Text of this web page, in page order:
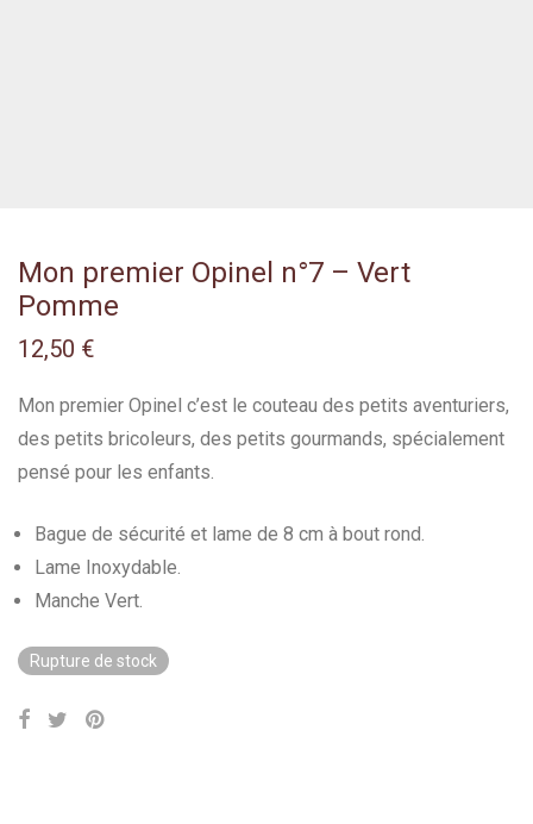
Mon premier Opinel n°7 – Vert
Pomme
12,50 €
Mon premier Opinel c’est le couteau des petits aventuriers,
des petits bricoleurs, des petits gourmands, spécialement
pensé pour les enfants.
Bague de sécurité et lame de 8 cm à bout rond.
Lame Inoxydable.
Manche Vert.
Rupture de stock